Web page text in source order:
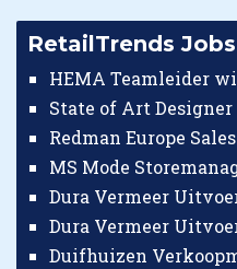
RetailTrends Jobs
HEMA Teamleider
State of Art Designer
Redman Europe
MS Mode
Dura Vermeer
Dura Vermeer
Duifhuizen